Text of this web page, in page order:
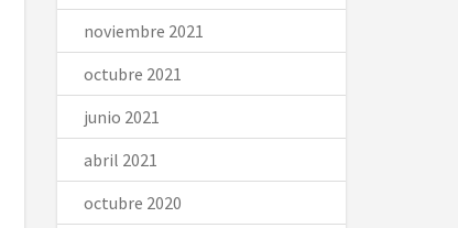
noviembre 2021
octubre 2021
junio 2021
abril 2021
octubre 2020